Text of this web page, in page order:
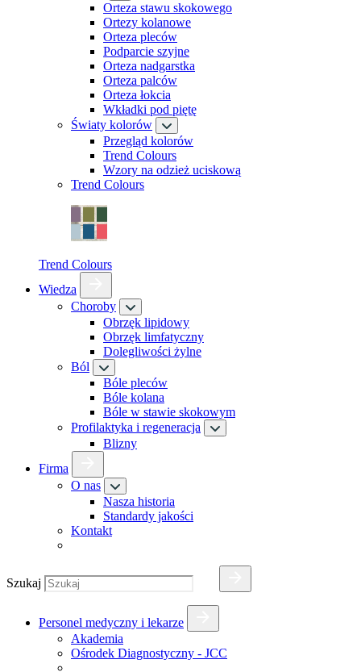
Orteza stawu skokowego
Ortezy kolanowe
Orteza pleców
Podparcie szyjne
Orteza nadgarstka
Orteza palców
Orteza łokcia
Wkładki pod piętę
Światy kolorów
Przegląd kolorów
Trend Colours
Wzory na odzież uciskową
Trend Colours
Trend Colours
Wiedza
Choroby
Obrzęk lipidowy
Obrzęk limfatyczny
Dolegliwości żylne
Ból
Bóle pleców
Bóle kolana
Bóle w stawie skokowym
Profilaktyka i regeneracja
Blizny
Firma
O nas
Nasza historia
Standardy jakości
Kontakt
Szukaj
Personel medyczny i lekarze
Akademia
Ośrodek Diagnostyczny - JCC